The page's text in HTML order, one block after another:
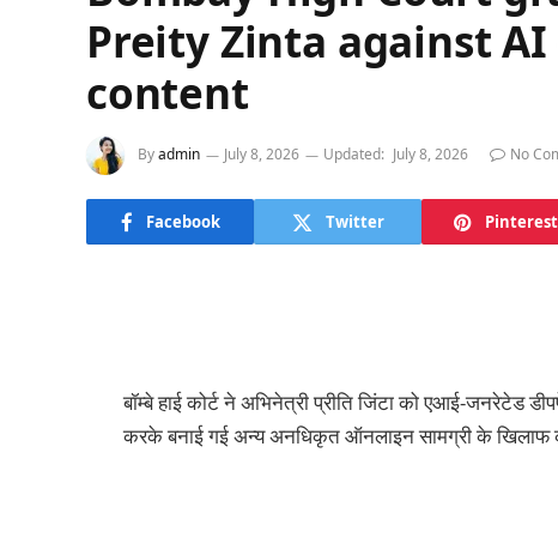
Preity Zinta against
content
Byadmin July 8, 2026 Updated: July 8, 2026 No
Facebook Twitter Pinterest
बॉम्बे हाई कोर्ट ने अभिनेत्री प्रीति जिंटा को एआई-जनरेटेड
करके बनाई गई अन्य अनधिकृत ऑनलाइन सामग्री के खिलाफ